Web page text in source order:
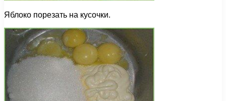
Яблоко порезать на кусочки.